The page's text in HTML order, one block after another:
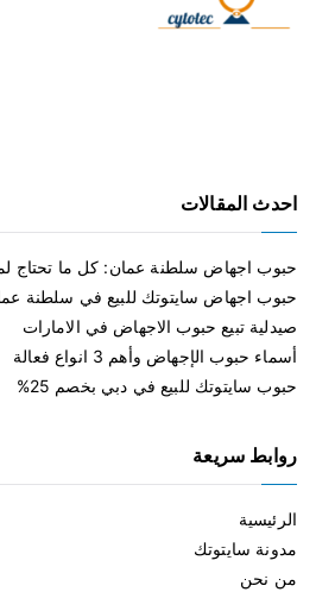
احدث المقالات
حبوب اجهاض سلطنة عمان: كل ما تحتاج
حبوب اجهاض سايتوتك للبيع في سلطنة
صيدلية تبيع حبوب الاجهاض في الامارات
أسماء حبوب الإجهاض وأهم 3 انواع فعالة
حبوب سايتوتك للبيع في دبي بخصم 25%
روابط سريعة
الرئيسية
مدونة سايتوتك
من نحن